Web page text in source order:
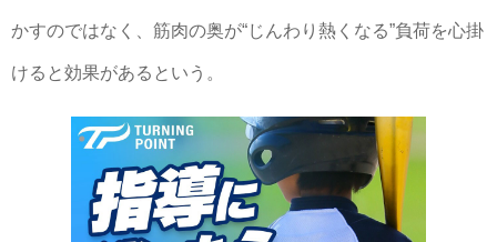
かすのではなく、筋肉の奥が“じんわり熱くなる”負荷を心掛
けると効果があるという。